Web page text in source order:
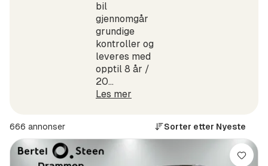
bil
gjennomgår
grundige
kontroller og
leveres med
opptil 8 år /
20...
Les mer
666 annonser Sorter etter Nyeste
Lagre